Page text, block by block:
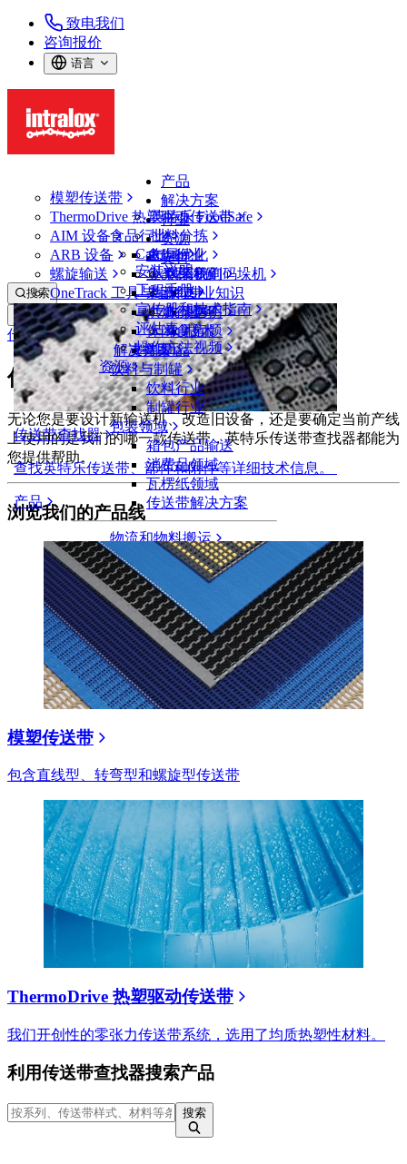
致电我们
咨询报价
语言
产品
模塑传送带
ThermoDrive 热塑驱动传送带
AIM 设备
ARB 设备
螺旋输送
OneTrack 工具与组件
传送带查找器
查找英特乐传送带、部件和附件等详细技术信息。
产品
解决方案
英特乐 FoodSafe
批料分拣
布局优化
从包装机到码垛机
专业知识
服务
技术
解决方案
行业
食品行业
禽肉行业
鱼类和海鲜
果蔬行业
烘焙行业
休闲食品
乳制品
饮料与制罐
饮料行业
制罐行业
包装领域
箱包产品输送
消费品领域
瓦楞纸领域
传送带解决方案
物流和物料搬运
电商和配送
邮政和快递
轮胎和汽车
轮胎
汽车领域
新能源汽车动力电池
工业
行业概览
资源
CalcLab
安装说明
工程手册
宣传册和技术指南
评估表
操作方法视频
资源
支持
联系我们
保证
政策声明
常见问题
支持
搜索
打开菜单
传送带查找器
传送带查找器
无论您是要设计新输送机、改造旧设备，还是要确定当前产线
上使用的是我们的哪一款传送带，英特乐传送带查找器都能为
您提供帮助。
浏览我们的产品线
模塑传送带
包含直线型、转弯型和螺旋型传送带
ThermoDrive 热塑驱动传送带
我们开创性的零张力传送带系统，选用了均质热塑性材料。
利用传送带查找器搜索产品
搜索